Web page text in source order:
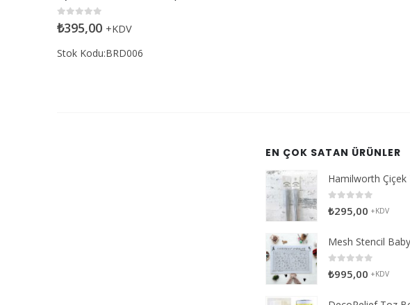
EN ÇOK SATAN ÜRÜNLER
0
₺295,00 +KDV
0
₺995,00 +KDV